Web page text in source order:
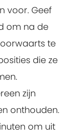
voor. Geef
om na de
te
die ze
zijn
onthouden.
om uit